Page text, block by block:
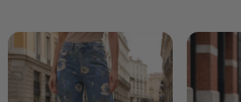
har
flere
varianter.
har